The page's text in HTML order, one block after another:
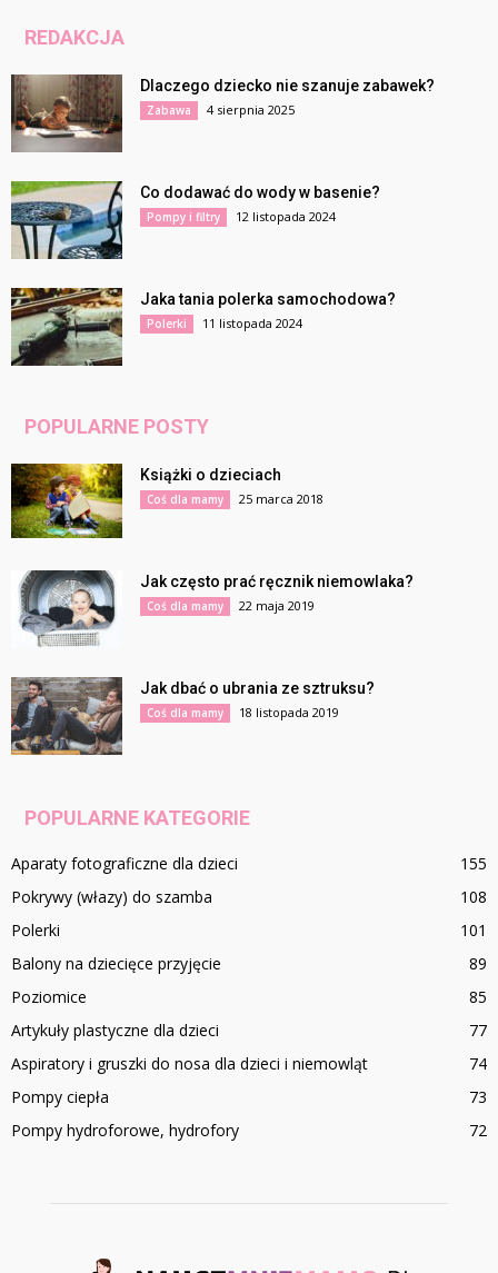
REDAKCJA
Dlaczego dziecko nie szanuje zabawek?
Zabawa 4 sierpnia 2025
Co dodawać do wody w basenie?
Pompy i filtry 12 listopada 2024
Jaka tania polerka samochodowa?
Polerki 11 listopada 2024
POPULARNE POSTY
Książki o dzieciach
Coś dla mamy 25 marca 2018
Jak często prać ręcznik niemowlaka?
Coś dla mamy 22 maja 2019
Jak dbać o ubrania ze sztruksu?
Coś dla mamy 18 listopada 2019
POPULARNE KATEGORIE
Aparaty fotograficzne dla dzieci
155
Pokrywy (włazy) do szamba
108
Polerki
101
Balony na dziecięce przyjęcie
89
Poziomice
85
Artykuły plastyczne dla dzieci
77
Aspiratory i gruszki do nosa dla dzieci i niemowląt
74
Pompy ciepła
73
Pompy hydroforowe, hydrofory
72